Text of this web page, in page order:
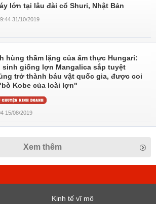
lớn tại lâu đài cổ Shuri, Nhật Bản
31/10/2019
hùng thầm lặng của ẩm thực Hungari:
sinh giống lợn Mangalica sắp tuyệt
trở thành báu vật quốc gia, được coi
Kobe của loài lợn"
15/08/2019
Xem thêm
Kinh tế vĩ mô